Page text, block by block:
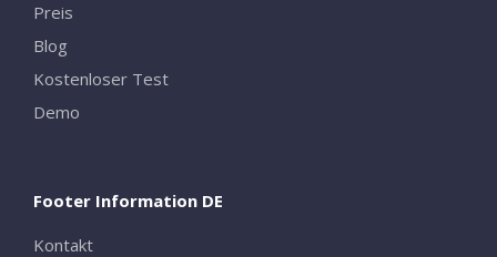
Preis
Blog
Kostenloser Test
Demo
Footer Information DE
Kontakt